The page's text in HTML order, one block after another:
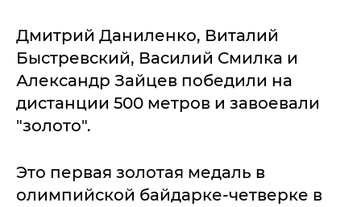
Дмитрий Даниленко, Виталий
Быстревский, Василий Смилка и
Александр Зайцев победили на
дистанции 500 метров и завоевали
"золото".
Это первая золотая медаль в
олимпийской байдарке-четверке в